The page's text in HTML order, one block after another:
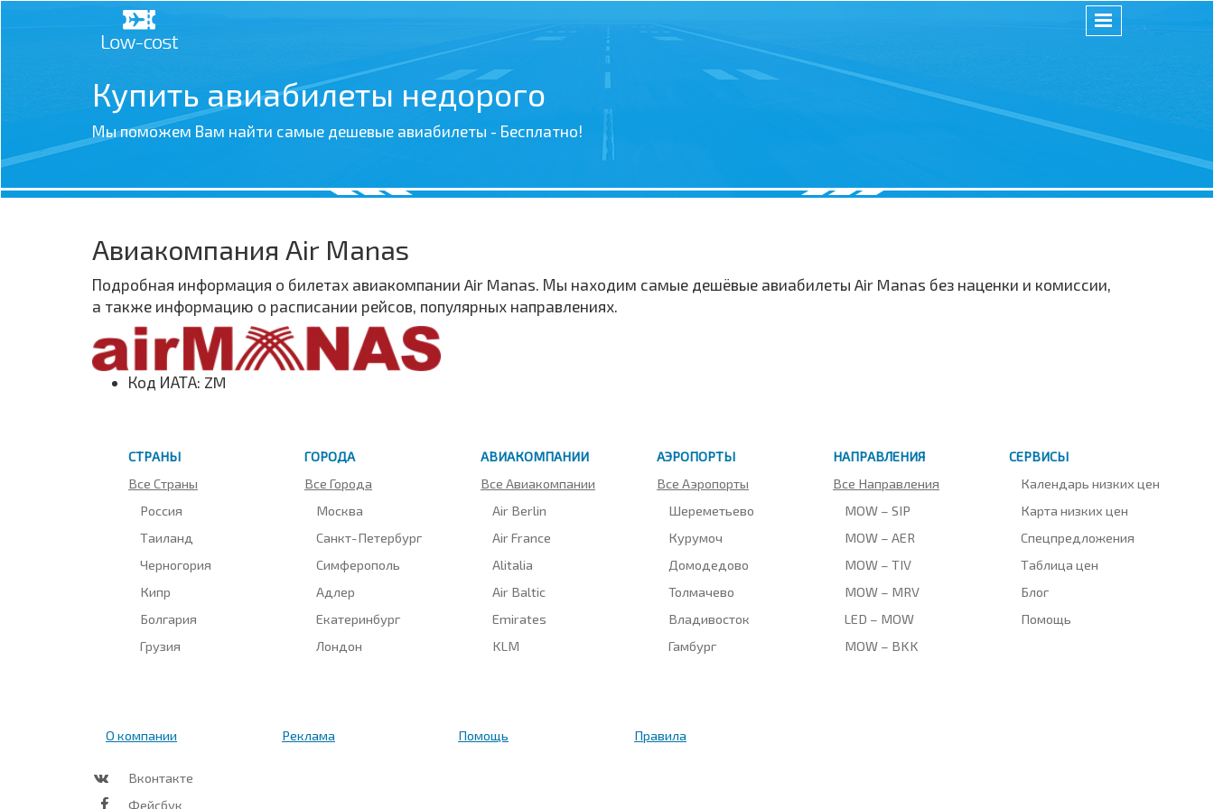
Купить авиабилеты недорого
Мы поможем Вам найти самые дешевые авиабилеты - Бесплатно!
Авиакомпания Air Manas
Подробная информация о билетах авиакомпании Air Manas. Мы находим самые дешёвые авиабилеты Air Manas без наценки и комиссии,
а также информацию о расписании рейсов, популярных направлениях.
Код ИАТА: ZM
СТРАНЫ
Все Страны
Россия
Таиланд
Черногория
Кипр
Болгария
Грузия
ГОРОДА
Все Города
Москва
Санкт-Петербург
Симферополь
Адлер
Екатеринбург
Лондон
АВИАКОМПАНИИ
Все Авиакомпании
Air Berlin
Air France
Alitalia
Air Baltic
Emirates
KLM
АЭРОПОРТЫ
Все Аэропорты
Шереметьево
Курумоч
Домодедово
Толмачево
Владивосток
Гамбург
НАПРАВЛЕНИЯ
Все Направления
MOW – SIP
MOW – AER
MOW – TIV
MOW – MRV
LED – MOW
MOW – BKK
СЕРВИСЫ
Календарь низких цен
Карта низких цен
Спецпредложения
Таблица цен
Блог
Помощь
О компании Реклама Помощь Правила
Вконтакте
Фейсбук